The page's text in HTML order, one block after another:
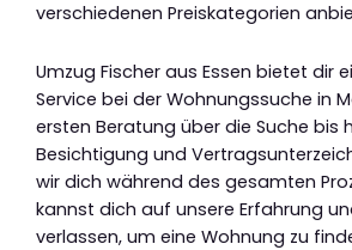
verschiedenen Preiskategorien
Umzug Fischer aus Essen bietet dir
Service bei der Wohnungssuche in
ersten Beratung über die Suche bis
Besichtigung und
wir dich während des gesamten
kannst dich auf unsere Erfahrung
verlassen, um eine Wohnung zu